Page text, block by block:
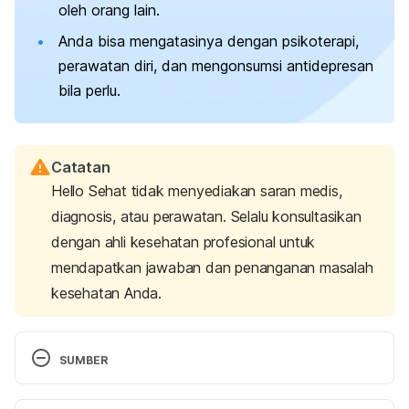
oleh orang lain.
Anda bisa mengatasinya dengan psikoterapi,
perawatan diri, dan mengonsumsi antidepresan
bila perlu.
Catatan
Hello Sehat tidak menyediakan saran medis,
diagnosis, atau perawatan. Selalu konsultasikan
dengan ahli kesehatan profesional untuk
mendapatkan jawaban dan penanganan masalah
kesehatan Anda.
SUMBER
Why Girls Apologize Too Much. (2023). Child Mind.